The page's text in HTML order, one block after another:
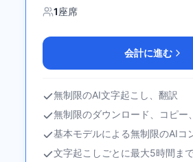
1座席
会計に進む
無制限のAI文字起こし、翻訳
無制限のダウンロード、コピー
基本モデルによる無制限のAIコ
文字起こしごとに最大5時間ま